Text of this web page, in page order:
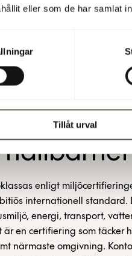
eller som de har samlat
Tillåt urval
till ett aktivitetsbaserat
verkligen det, säger
med fokus på flexibilitet,
arbetsytorna. Vi har också
hållbarhet
enligt
internationell
energi, transport,
en certifiering som täcker
närmaste omgivning.